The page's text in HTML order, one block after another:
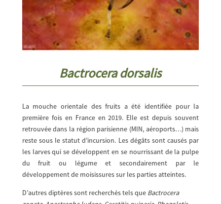
Bactrocera dorsalis
La mouche orientale des fruits a été identifiée pour la
première fois en France en 2019. Elle est depuis souvent
retrouvée dans la région parisienne (MIN, aéroports…) mais
reste sous le statut d’incursion. Les dégâts sont causés par
les larves qui se développent en se nourrissant de la pulpe
du fruit ou légume et secondairement par le
développement de moisissures sur les parties atteintes.
D’autres diptères sont recherchés tels que Bactrocera